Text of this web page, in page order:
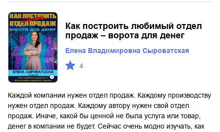
Как построить любимый отдел
продаж – ворота для денег
Елена Владимировна Сыроватская
4
Каждой компании нужен отдел продаж. Каждому производству
нужен отдел продаж. Каждому автору нужен свой отдел
продаж. Иначе, какой бы ценной не была услуга или товар,
денег в компании не будет. Сейчас очень модно изучать, как